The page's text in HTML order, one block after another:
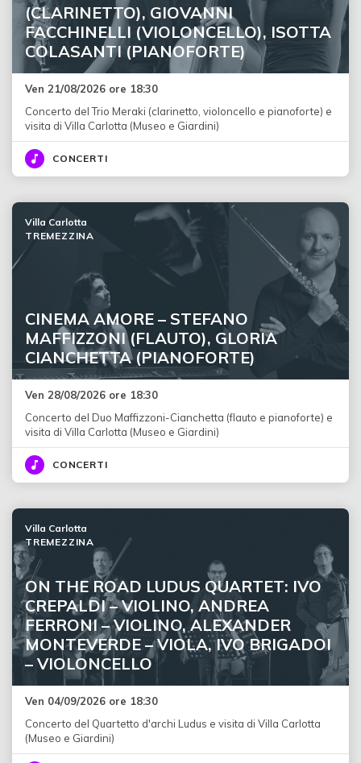
(CLARINETTO), GIOVANNI
FACCHINELLI (VIOLONCELLO), ISOTTA
COLASANTI (PIANOFORTE)
Ven 21/08/2026 ore 18:30
Concerto del Trio Meraki (clarinetto, violoncello e pianoforte) e
visita di Villa Carlotta (Museo e Giardini)
CONCERTI
CINEMA AMORE – STEFANO
MAFFIZZONI (FLAUTO), GLORIA
CIANCHETTA (PIANOFORTE)
Villa Carlotta
TREMEZZINA
Ven 28/08/2026 ore 18:30
Concerto del Duo Maffizzoni-Cianchetta (flauto e pianoforte) e
visita di Villa Carlotta (Museo e Giardini)
CONCERTI
ON THE ROAD LUDUS QUARTET: IVO
CREPALDI – VIOLINO, ANDREA
FERRONI – VIOLINO, ALEXANDER
MONTEVERDE – VIOLA, IVO BRIGADOI
– VIOLONCELLO
Villa Carlotta
TREMEZZINA
Ven 04/09/2026 ore 18:30
Concerto del Quartetto d'archi Ludus e visita di Villa Carlotta
(Museo e Giardini)